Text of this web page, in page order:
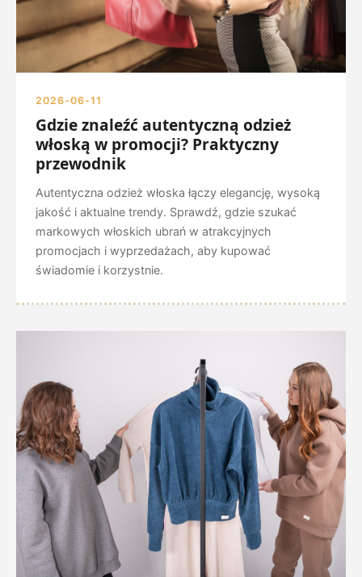
2026-06-11
Gdzie znaleźć autentyczną odzież
włoską w promocji? Praktyczny
przewodnik
Autentyczna odzież włoska łączy elegancję, wysoką
jakość i aktualne trendy. Sprawdź, gdzie szukać
markowych włoskich ubrań w atrakcyjnych
promocjach i wyprzedażach, aby kupować
świadomie i korzystnie.